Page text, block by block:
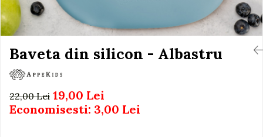
Jucarii de baie
Seturi de frumusete
Caluti balansoar
Interactive, educative si
muzicale
Figurine
Ateliere si unelte
Ingrijire cosmetica mamici
Perioada Alaptarii
Perioada Sarcinii
Pompe de san
Sisteme De Purtare
Baveta din silicon - Albastru
22,00 Lei 19,00 Lei
Economisesti: 3,00 Lei